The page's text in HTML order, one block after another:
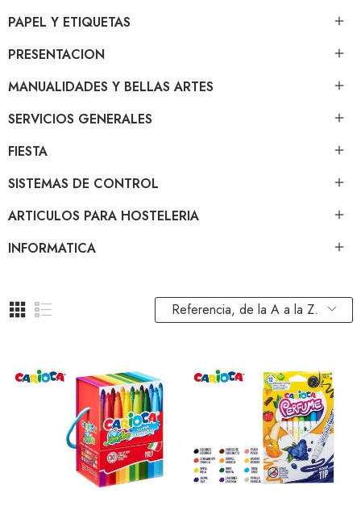
PAPEL Y ETIQUETAS 
PRESENTACION 
MANUALIDADES Y BELLAS ARTES 
SERVICIOS GENERALES 
FIESTA 
SISTEMAS DE CONTROL 
ARTICULOS PARA HOSTELERIA 
INFORMATICA 
Referencia, de la A a la Z.